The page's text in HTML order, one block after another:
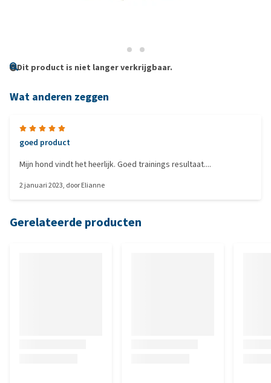
Dit product is niet langer verkrijgbaar.
Wat anderen zeggen
goed product
Mijn hond vindt het heerlijk. Goed trainings resultaat....
2 januari 2023, doorElianne
Gerelateerde producten